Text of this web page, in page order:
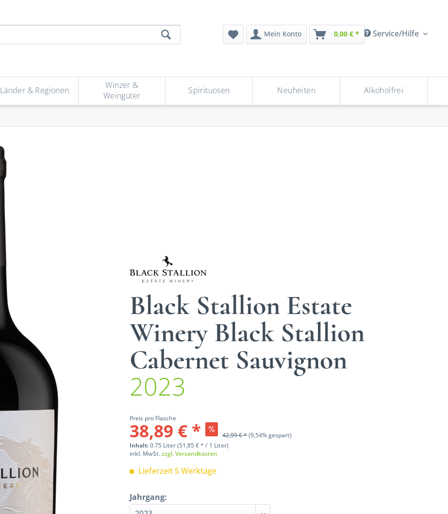
Service/Hilfe
Mein Konto 0,00 € *
Länder & Regionen
Winzer &
Weingüter
Spirituosen Neuheiten Alkoholfrei
Black Stallion Estate
Winery Black Stallion
Cabernet Sauvignon
2023
Preis pro Flasche
38,89 € * 42,99 € *(9,54% gespart)
Inhalt:0.75 Liter (51,85 € * / 1 Liter)
inkl. MwSt.zzgl. Versandkosten
Lieferzeit 5 Werktage
Jahrgang: